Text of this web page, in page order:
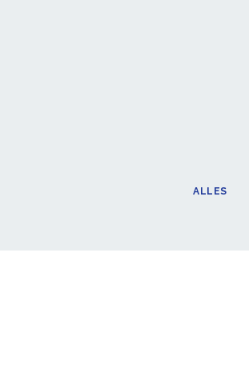
ALLES